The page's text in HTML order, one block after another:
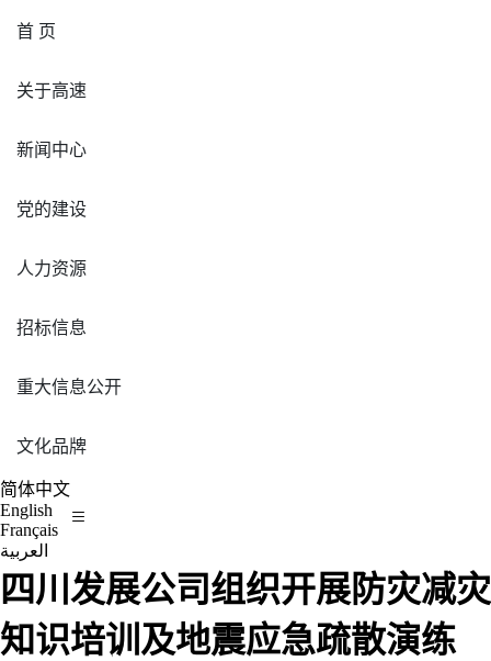
首 页
关于高速
新闻中心
党的建设
人力资源
招标信息
重大信息公开
文化品牌
简体中文
English
Français
العربية
四川发展公司组织开展防灾减灾
知识培训及地震应急疏散演练